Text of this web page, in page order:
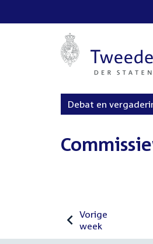
Debat en
Vorige
week
Vorige